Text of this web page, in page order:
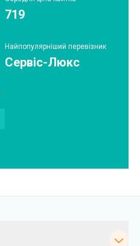
719
Найпопулярніший перевізник
Сервіс-Люкс